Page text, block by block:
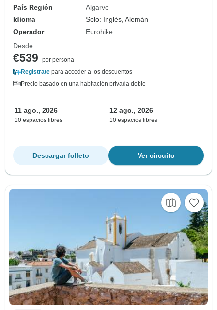
País Región
Algarve
Idioma
Solo: Inglés, Alemán
Operador
Eurohike
Desde
€539
por persona
Regístrate para acceder a los descuentos
Precio basado en una habitación privada doble
11 ago., 2026
10 espacios libres
12 ago., 2026
10 espacios libres
Ver circuito
Descargar folleto